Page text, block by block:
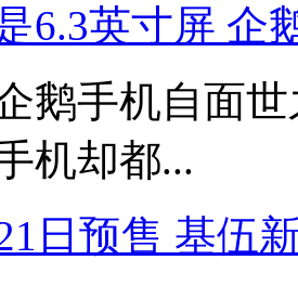
6.3英寸屏 企
鹅手机自面
机却都...
日预售 基伍